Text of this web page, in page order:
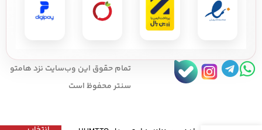
تمام حقوق اين وب‌سايت نزد هامتو
سنتر محفوظ است